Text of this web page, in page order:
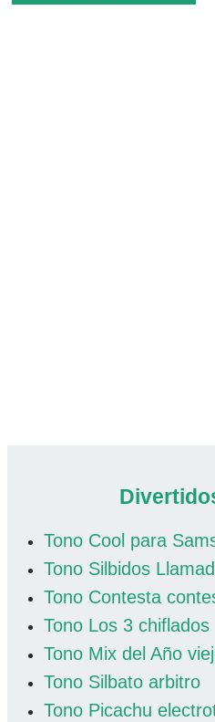
Tono Cool para
Tono Silbidos
Tono Contesta
Tono Los 3 chiflados
Tono Mix del Año
Tono Silbato arbitro
Tono Picachu